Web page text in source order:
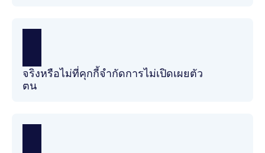
จริงหรือไม่ที่คุกกี้จำกัดการไม่เปิดเผยตัว
ตน